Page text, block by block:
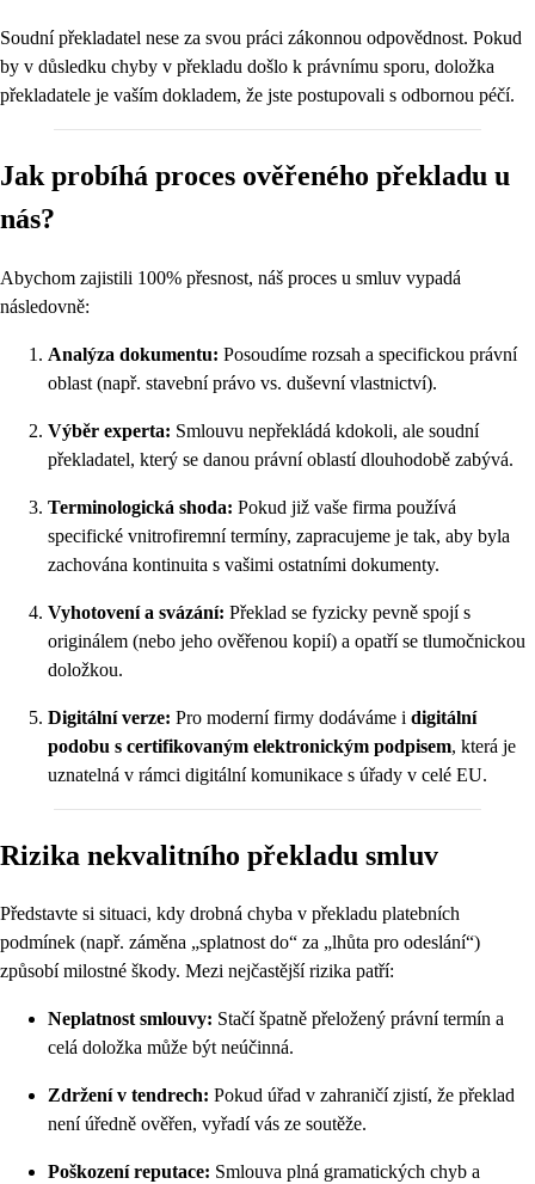
Soudní překladatel nese za svou práci zákonnou odpovědnost. Pokud
by v důsledku chyby v překladu došlo k právnímu sporu, doložka
překladatele je vaším dokladem, že jste postupovali s odbornou péčí.
Jak probíhá proces ověřeného překladu u
nás?
Abychom zajistili 100% přesnost, náš proces u smluv vypadá
následovně:
Analýza dokumentu: Posoudíme rozsah a specifickou právní
oblast (např. stavební právo vs. duševní vlastnictví).
Výběr experta: Smlouvu nepřekládá kdokoli, ale soudní
překladatel, který se danou právní oblastí dlouhodobě zabývá.
Terminologická shoda: Pokud již vaše firma používá
specifické vnitrofiremní termíny, zapracujeme je tak, aby byla
zachována kontinuita s vašimi ostatními dokumenty.
Vyhotovení a svázání: Překlad se fyzicky pevně spojí s
originálem (nebo jeho ověřenou kopií) a opatří se tlumočnickou
doložkou.
Digitální verze: Pro moderní firmy dodáváme i digitální
podobu s certifikovaným elektronickým podpisem, která je
uznatelná v rámci digitální komunikace s úřady v celé EU.
Rizika nekvalitního překladu smluv
Představte si situaci, kdy drobná chyba v překladu platebních
podmínek (např. záměna „splatnost do“ za „lhůta pro odeslání“)
způsobí milostné škody. Mezi nejčastější rizika patří:
Neplatnost smlouvy: Stačí špatně přeložený právní termín a
celá doložka může být neúčinná.
Zdržení v tendrech: Pokud úřad v zahraničí zjistí, že překlad
není úředně ověřen, vyřadí vás ze soutěže.
Poškození reputace: Smlouva plná gramatických chyb a